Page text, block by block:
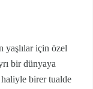
yaşlılar için özel
bir dünyaya
haliyle birer tualde